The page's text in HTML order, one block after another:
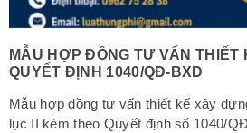
MẪU HỢP ĐỒNG TƯ VẤN THIẾT
QUYẾT ĐỊNH 1040/QĐ-BXD
Mẫu hợp đồng tư vấn thiết kế xây
lục II kèm theo Quyết định số 1040/